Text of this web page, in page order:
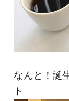
なんと！誕
ト